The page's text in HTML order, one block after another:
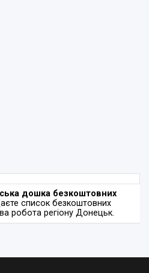
дошка безкоштовних
список безкоштовних
робота регіону Донецьк.